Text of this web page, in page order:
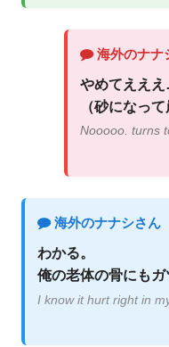
海外のナナ
やめてええ
（砂になっ
Nooooo. turns
海外のナナシさん
わかる。
俺の老体の骨にもガ
I know it hurt right in